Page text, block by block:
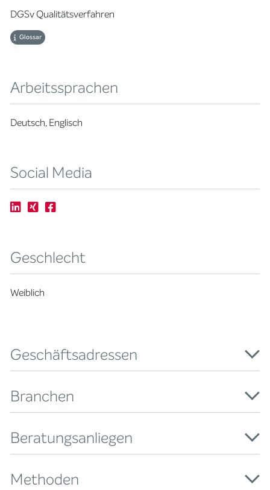
DGSv Qualitätsverfahren
Glossar
Arbeitssprachen
Deutsch, Englisch
Social Media
Geschlecht
Weiblich
Geschäftsadressen
Branchen
Beratungsanliegen
Methoden